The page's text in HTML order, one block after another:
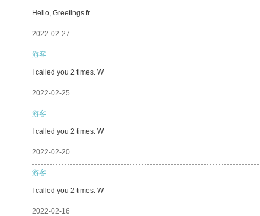
Hello, Greetings fr
2022-02-27
游客
I called you 2 times. W
2022-02-25
游客
I called you 2 times. W
2022-02-20
游客
I called you 2 times. W
2022-02-16